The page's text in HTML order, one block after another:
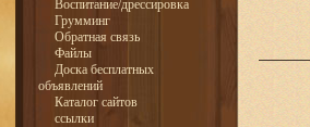
Воспитание/дрессировка
Грумминг
Обратная связь
Файлы
Доска бесплатных
объявлений
Каталог сайтов
ссылки